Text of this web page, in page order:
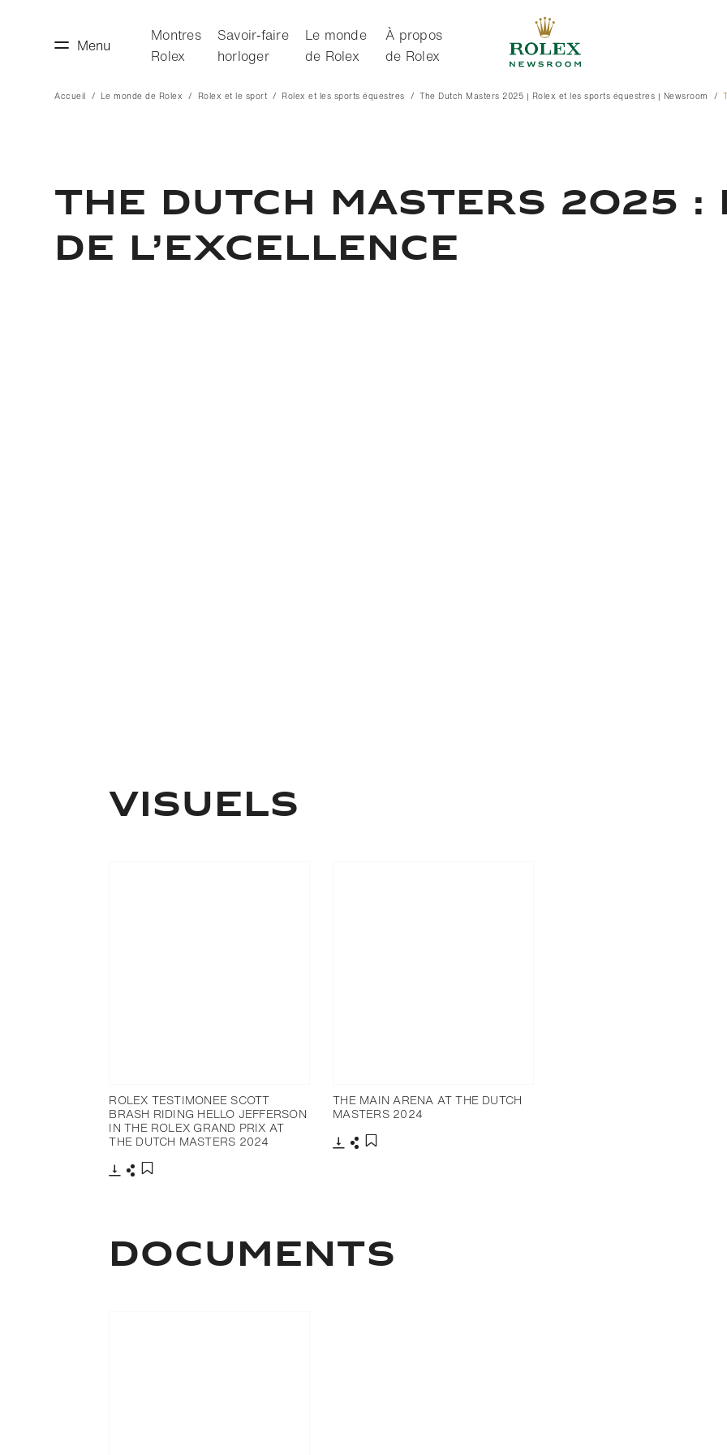
Menu
Montres
Rolex
Savoir‑faire
horloger
Le monde
de Rolex
À propos
de Rolex
Accueil Le monde de Rolex Rolex et le sport Rolex et les sports équestres The Dutch Masters 2025 | Rolex et les sports équestres | Newsroom
THE DUTCH MASTERS 2025 :
DE L’EXCELLENCE
VISUELS
ROLEX TESTIMONEE SCOTT
BRASH RIDING HELLO JEFFERSON
IN THE ROLEX GRAND PRIX AT
THE DUTCH MASTERS 2024
THE MAIN ARENA AT THE DUTCH
MASTERS 2024
DOCUMENTS